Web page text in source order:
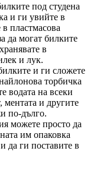
под студена
и ги увийте в
пластмасова
да могат билките
в
и лук.
и ги сложете
торбичка
водата на всеки
ментата и другите
по-дълго.
можете просто да
им опаковка
да ги поставите в